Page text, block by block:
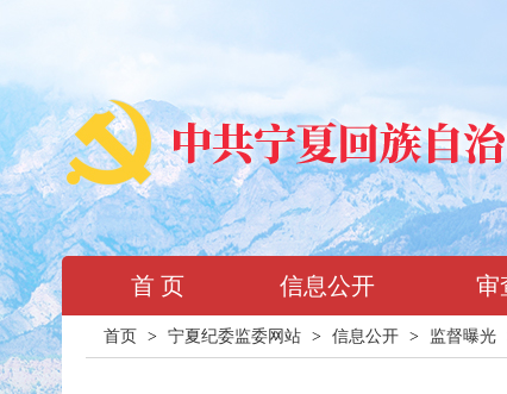
首 页 信息公开 审
首页 > 宁夏纪委监委网站 > 信息公开 > 监督曝光